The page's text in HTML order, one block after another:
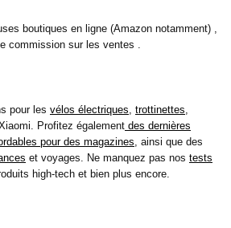
boutiques en ligne (Amazon notamment) ,
commission sur les ventes .
pour les vélos électriques trottinettes
Profitez également des dernières
pour des magazines , ainsi que des
et voyages. Ne manquez pas nos tests
high-tech et bien plus encore.